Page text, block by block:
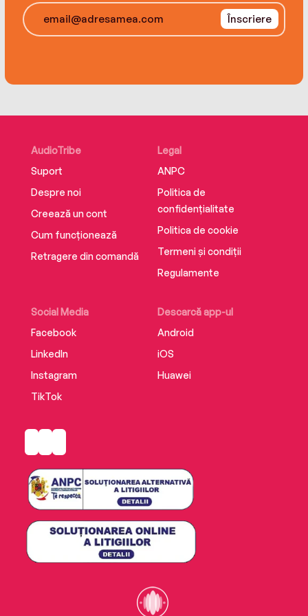
Înscriere
AudioTribe
Suport
Despre noi
Creează un cont
Cum funcționează
Retragere din comandă
Social Media
Facebook
LinkedIn
Instagram
TikTok
Descarcă app-ul
Android
iOS
Huawei
Legal
ANPC
Politica de
confidențialitate
Politica de cookie
Termeni și condiții
Regulamente